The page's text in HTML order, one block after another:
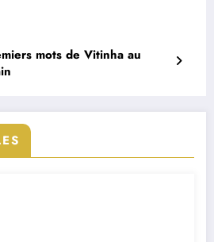
mots de Vitinha au